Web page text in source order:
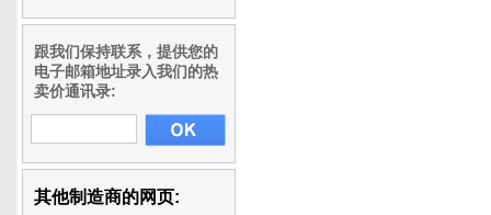
跟我们保持联系，提供您的
电子邮箱地址录入我们的热
卖价通讯录:
其他制造商的网页: